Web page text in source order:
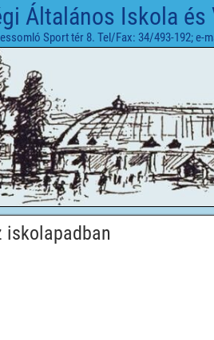
Általános Iskola
Sport tér 8. Tel/Fax: 34/493-192; e-
iskolapadban